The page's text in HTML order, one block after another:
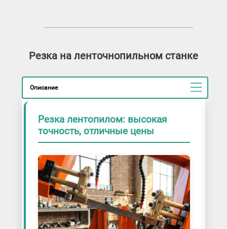
Резка на ленточнопильном станке
Описание
Резка лентопилом: высокая
точность, отличные цены